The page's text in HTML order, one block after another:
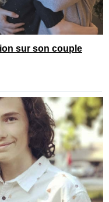
sur son couple